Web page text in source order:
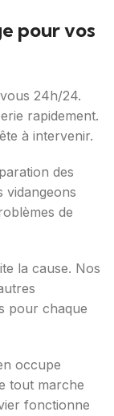
pour vos
24h/24.
rapidement.
à intervenir.
des
vidangeons
de
la cause. Nos
pour chaque
occupe
tout marche
fonctionne